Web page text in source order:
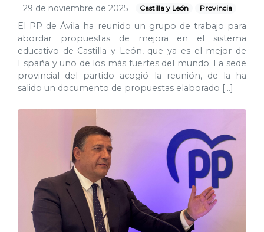
29 de noviembre de 2025 Castilla y León Provincia
El PP de Ávila ha reunido un grupo de trabajo para
abordar propuestas de mejora en el sistema
educativo de Castilla y León, que ya es el mejor de
España y uno de los más fuertes del mundo. La sede
provincial del partido acogió la reunión, de la ha
salido un documento de propuestas elaborado […]